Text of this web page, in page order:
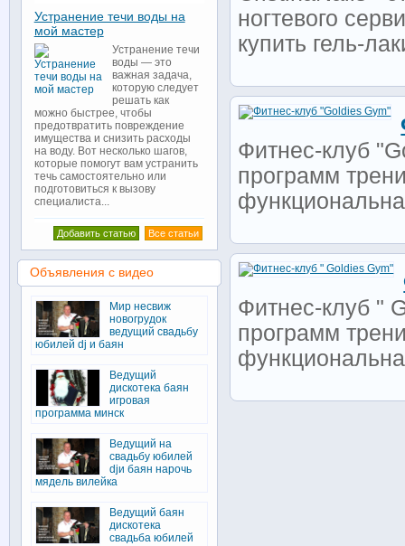
ногтевого
купить гель-
Фитнес-клуб
программ
Фитнес-клуб "
программ
Устранение течи воды на
мой мастер
Устранение течи
воды — это
важная задача,
которую следует
решать как
можно быстрее, чтобы
предотвратить повреждение
имущества и снизить расходы
на воду. Вот несколько шагов,
которые помогут вам устранить
течь самостоятельно или
подготовиться к вызову
специалиста...
Все статьи
Добавить статью
Объявления с видео
Мир несвиж
новогрудок
ведущий свадьбу
юбилей dj и баян
Ведущий
дискотека баян
игровая
программа минск
Ведущий на
свадьбу юбилей
djи баян нарочь
мядель вилейка
Ведущий баян
дискотека
свадьба юбилей